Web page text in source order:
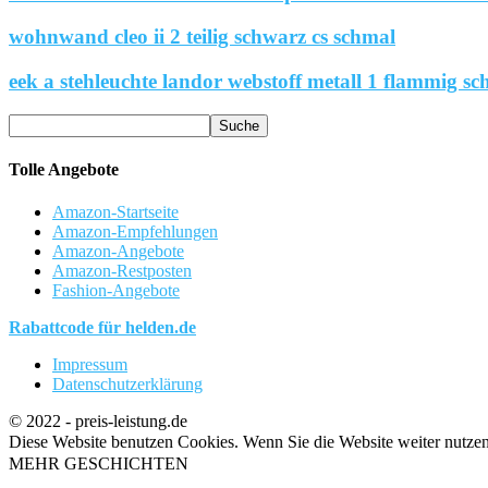
wohnwand cleo ii 2 teilig schwarz cs schmal
eek a stehleuchte landor webstoff metall 1 flammig
Tolle Angebote
Amazon-Startseite
Amazon-Empfehlungen
Amazon-Angebote
Amazon-Restposten
Fashion-Angebote
Rabattcode für helden.de
Impressum
Datenschutzerklärung
© 2022 - preis-leistung.de
Diese Website benutzen Cookies. Wenn Sie die Website weiter
MEHR GESCHICHTEN